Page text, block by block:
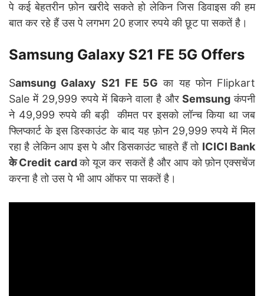
पे कई बेहतरीन फ़ोन खरीदे सकते हो लेकिन जिस डिवाइस की हम
बात कर रहे हैं उस पे लगभग 20 हजार रुपये की छूट पा सकतें है।
Samsung Galaxy S21 FE 5G Offers
Samsung Galaxy S21 FE 5G का यह फोन Flipkart
Sale में 29,999 रुपये में बिकने वाला है और Semsung कंपनी
ने 49,999 रुपये की बड़ी कीमत पर इसको लॉन्च किया था जब
फ्लिप्कार्ट के इस डिस्काउंट के बाद यह फ़ोन 29,999 रुपये में मिल
रहा है लेकिन आप इस पे और डिसकाउंट चाहते हैं तो ICICI Bank
के Credit cardको यूज कर सकतें है और आप को फ़ोन एक्सचेंज
करना है तो उस पे भी आप ऑफर पा सकतें है।